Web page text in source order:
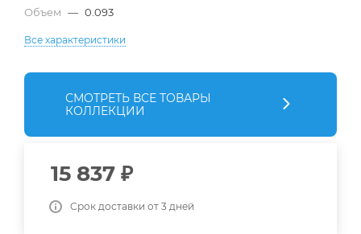
Объем — 0.093
Все характеристики
СМОТРЕТЬ ВСЕ ТОВАРЫ
КОЛЛЕКЦИИ
15 837 ₽
Срок доставки от 3 дней